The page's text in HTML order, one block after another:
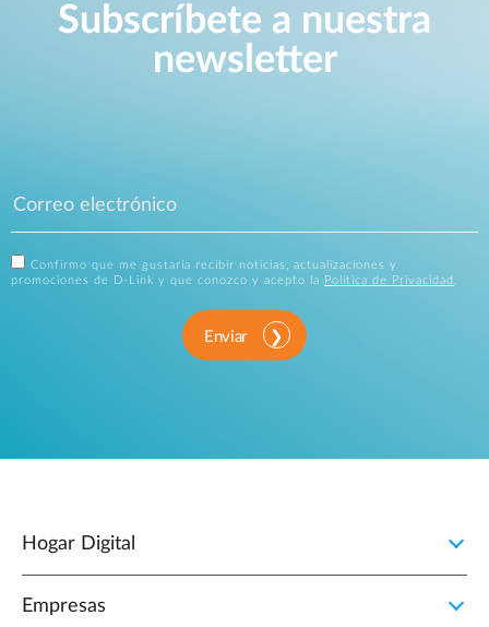
Subscríbete a nuestra
newsletter
Confirmo que me gustaría recibir noticias, actualizaciones y
promociones de D-Link y que conozco y acepto la
Política de Privacidad .
Enviar
Hogar Digital
Empresas